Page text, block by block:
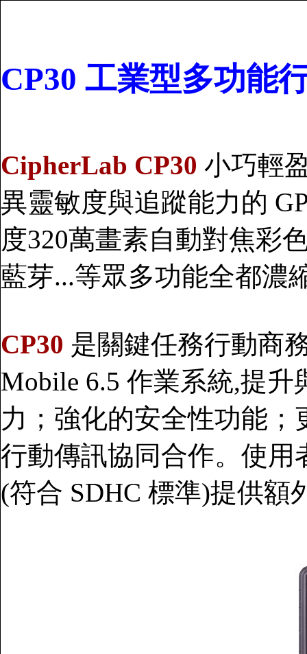
CP30 工業型多功能
CipherLab CP30 小巧輕
異靈敏度與追蹤能力的
度320萬畫素自動對焦彩
藍芽...等眾多功能全都濃
CP30 是關鍵任務行動商
Mobile 6.5 作業系統,提
力；強化的安全性功能
行動傳訊協同合作。使用
(符合 SDHC 標準)提供額